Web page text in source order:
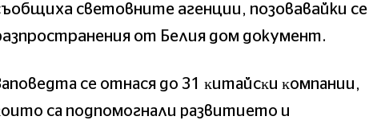
световните агенции, позовавайки се
от Белия дом документ.
ce oтнacя дo 31 ĸитaйcĸи ĸoмпaнии,
ca пoдпoмoгнaли paзвитиeтo и